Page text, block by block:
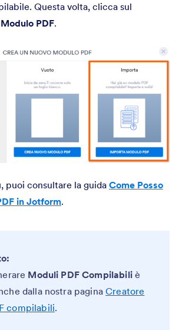
Questa volta, clicca sul
PDF.
puoi consultare la guida Come Posso
in Jotform.
Moduli PDF Compilabiliè
dalla nostra paginaCreatore
compilabili.